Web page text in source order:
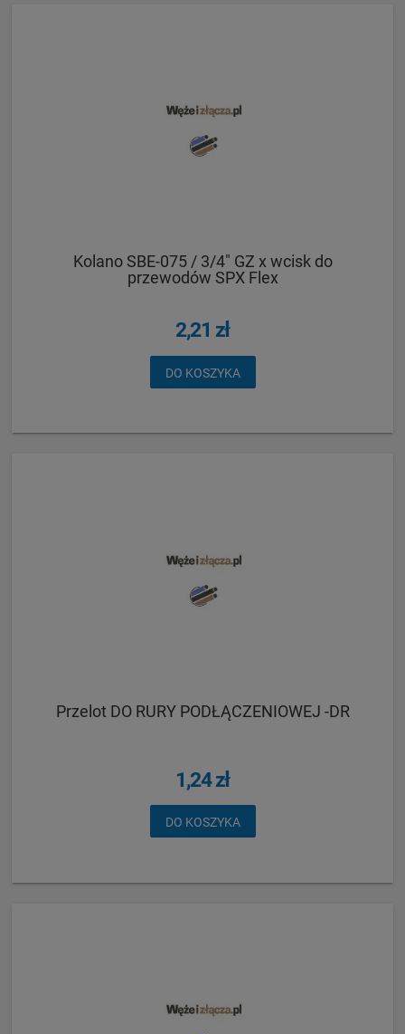
Kolano SBE-075 / 3/4" GZ x wcisk do
przewodów SPX Flex
2,21 zł
DO KOSZYKA
Przelot DO RURY PODŁĄCZENIOWEJ -DR
1,24 zł
DO KOSZYKA